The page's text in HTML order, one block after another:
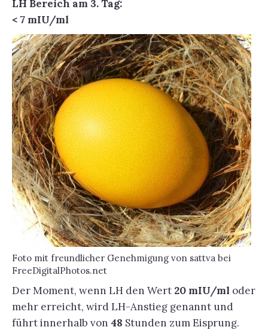
LH Bereich am 3. Tag:
< 7 mIU/ml
Foto mit freundlicher Genehmigung von sattva bei
FreeDigitalPhotos.net
Der Moment, wenn LH den Wert 20 mIU/ml oder
mehr erreicht, wird LH-Anstieg genannt und
führt innerhalb von 48 Stunden zum Eisprung.